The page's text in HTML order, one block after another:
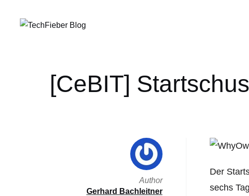
[CeBIT]
Der
sechs
Author
Gerhard Bachleitner